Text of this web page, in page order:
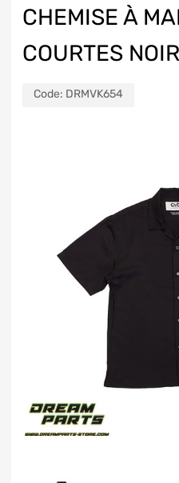
CHEMISE À
COURTES
Code: DRMVK654